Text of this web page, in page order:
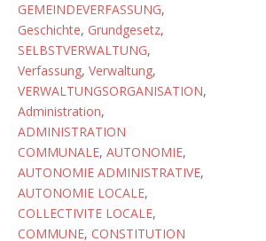
GEMEINDEVERFASSUNG,
Geschichte, Grundgesetz,
SELBSTVERWALTUNG,
Verfassung, Verwaltung,
VERWALTUNGSORGANISATION,
Administration,
ADMINISTRATION
COMMUNALE, AUTONOMIE,
AUTONOMIE ADMINISTRATIVE,
AUTONOMIE LOCALE,
COLLECTIVITE LOCALE,
COMMUNE, CONSTITUTION